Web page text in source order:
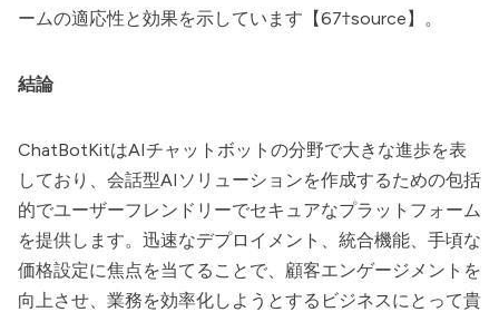
ームの適応性と効果を示しています【67†source】。
結論
ChatBotKitはAIチャットボットの分野で大きな進歩を表
しており、会話型AIソリューションを作成するための包括
的でユーザーフレンドリーでセキュアなプラットフォーム
を提供します。迅速なデプロイメント、統合機能、手頃な
価格設定に焦点を当てることで、顧客エンゲージメントを
向上させ、業務を効率化しようとするビジネスにとって貴